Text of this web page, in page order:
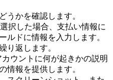
うかを確認します。
択した場合、支払い情報に
ルドに情報を入力します。
り返します。
ウントに何が起きかの説明
情報を提供します。